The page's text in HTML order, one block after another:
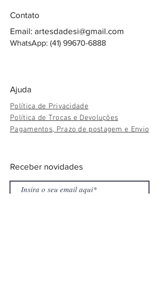
Contato
Email: artesdadesi@gmail.com
WhatsApp: (41) 99670-6888
Ajuda
Política de Privacidade
Política de Trocas e Devoluções
Pagamentos, Prazo de postagem e Envio
Receber novidades